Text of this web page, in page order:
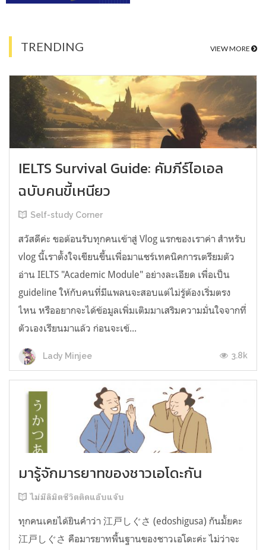
TRENDING VIEW MORE
IELTS Survival Guide: คัมภีร์ไอเอล
ฉบับคนขี้เหนียว
Self-study Corner
สวัสดีค่ะ ขอต้อนรับทุกคนเข้าสู่ Vlog แรกของเราค่า สำหรับ
vlog นี้เราตั้งใจเขียนขึ้นเพื่อมาแชร์เทคนิคการเตรียมตัว
อ่าน IELTS "Academic Module" อย่างละเอียด เพื่อเป็น
guideline ให้กับคนที่มีแพลนจะสอบแต่ไม่รู้ต้องเริ่มตรง
ไหน หรืออยากจะได้ข้อมูลเพิ่มเติมมาเสริมความมั่นใจจากที่
ตัวเองเรียนมาแล้ว ก่อนจะเข้...
Lady Minjee 3.8k
มารู้จักมารยาทของชาวเอโดะกัน
ไม่มีลิมิตชีวิตติดแอ๊บแจ๊บ
ทุกคนเคยได้ยินคำว่า 江戸しぐさ (edoshigusa) กันมั้ยคะ
江戸しぐさ คือมารยาทพื้นฐานของชาวเอโดะค่ะ ไม่ว่าจะ